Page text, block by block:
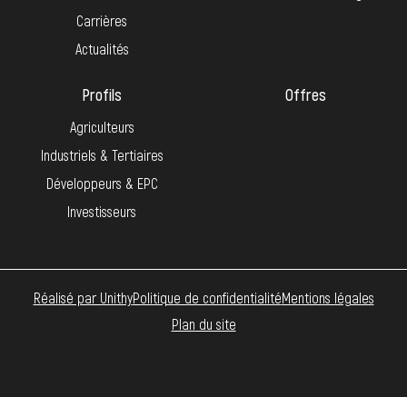
Carrières
Actualités
Profils
Agriculteurs
Industriels & Tertiaires
Développeurs & EPC
Investisseurs
Offres
Réalisé par UnithyPolitique de confidentialitéMentions légales
Plan du site